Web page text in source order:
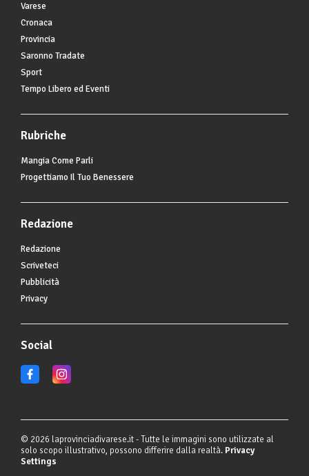
Varese
Cronaca
Provincia
Saronno Tradate
Sport
Tempo Libero ed Eventi
Rubriche
Mangia Come Parli
Progettiamo Il Tuo Benessere
Redazione
Redazione
Scriveteci
Pubblicità
Privacy
Social
© 2026 laprovinciadivarese.it - Tutte le immagini sono utilizzate al
solo scopo illustrativo, possono differire dalla realtà. Privacy
Settings